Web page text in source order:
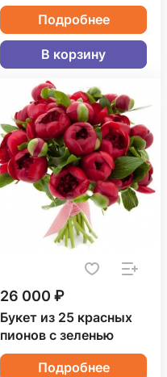
Подробнее
В корзину
26 000 ₽
Букет из 25 красных
пионов с зеленью
Подробнее